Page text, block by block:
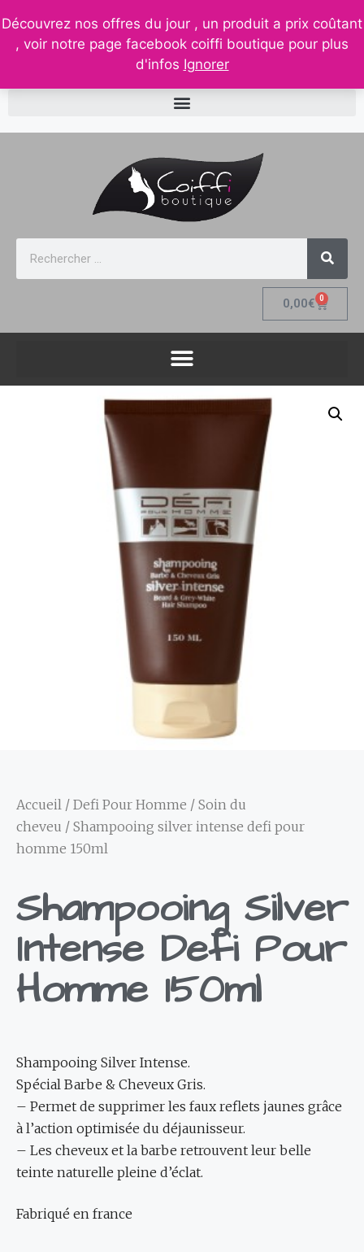
Découvrez nos offres du jour , un produit a prix coûtant
, voir notre page facebook coiffi boutique pour plus
d'infos Ignorer
contact@coiffi.com– tel. 0688261511 – 32, rue de la
république 88210 senones
0,00€ 0
Accueil / Defi Pour Homme / Soin du
cheveu / Shampooing silver intense defi pour
homme 150ml
Shampooing Silver
Intense Defi Pour
Homme 150ml
Shampooing Silver Intense.
Spécial Barbe & Cheveux Gris.
– Permet de supprimer les faux reflets jaunes grâce
à l’action optimisée du déjaunisseur.
– Les cheveux et la barbe retrouvent leur belle
teinte naturelle pleine d’éclat.
Fabriqué en france